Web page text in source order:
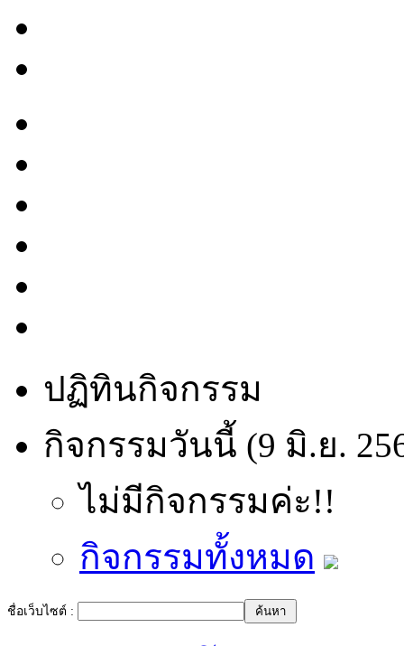
ปฏิทินกิจกรรม
กิจกรรมวันนี้ (9 มิ.ย.
ไม่มีกิจกรรมค่ะ!!
กิจกรรมทั้งหมด
ชื่อเว็บไซต์ :